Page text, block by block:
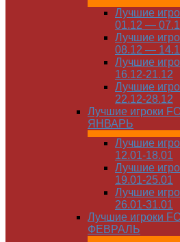
Лучшие
01.12 —
Лучшие
08.12 —
Лучшие
16.12-21.12
Лучшие
22.12-28.12
Лучшие игроки
ЯНВАРЬ
Лучшие
12.01-18.01
Лучшие
19.01-25.01
Лучшие
26.01-31.01
Лучшие игроки
ФЕВРАЛЬ